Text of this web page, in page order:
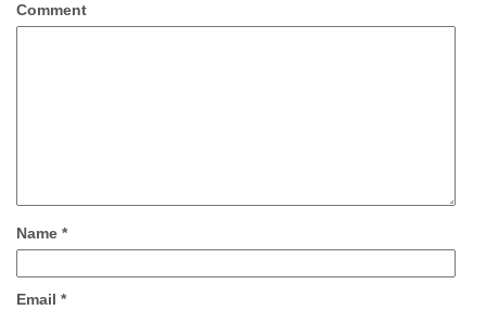
Comment
Name *
Email *